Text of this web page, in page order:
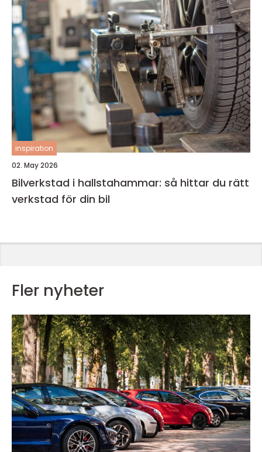
inspiration
02. May 2026
Bilverkstad i hallstahammar: så hittar du rätt
verkstad för din bil
Fler nyheter